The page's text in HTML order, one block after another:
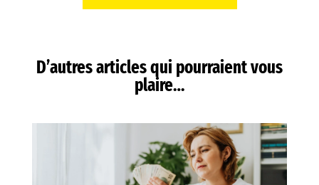
D’autres articles qui pourraient vous
plaire…